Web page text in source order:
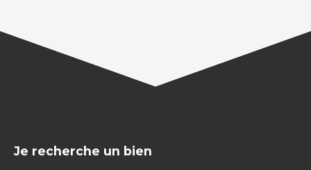
Je recherche un bien